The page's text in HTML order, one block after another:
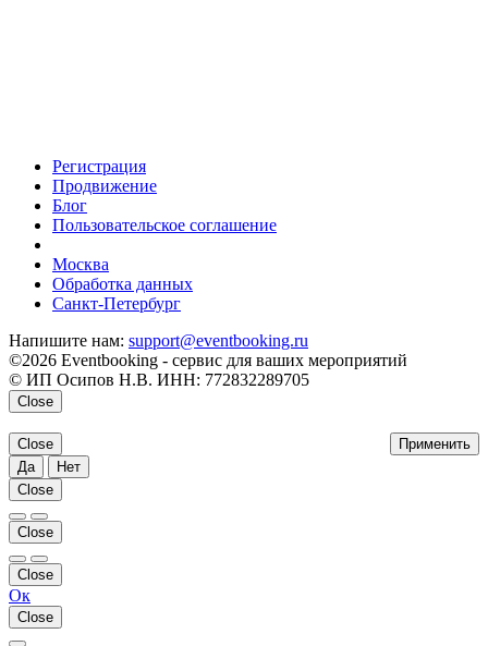
Регистрация
Продвижение
Блог
Пользовательское соглашение
Москва
Обработка данных
Санкт-Петербург
Напишите нам: support@eventbooking.ru
©2026 Eventbooking - сервис для ваших мероприятий
© ИП Осипов Н.В. ИНН: 772832289705
Close
Применить
Close
Да
Нет
Close
Close
Close
Ок
Close